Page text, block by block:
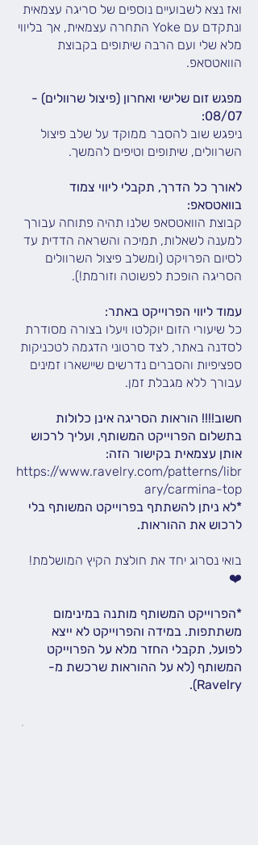
ואז נצא לשבועיים נוספים של סריגה עצמאית
ונתקדם עם Yoke התחרה עצמאית, אך בליווי
מלא שלי ועם הרבה שיתופים בקבוצת
הוואטסאפ.
מפגש זום שלישי ואחרון (פיצול שרוולים) -
08/07:
ניפגש שוב להסבר ממוקד על שלב פיצול
השרוולים, שיתופים וטיפים להמשך.
לאורך כל הדרך, תקבלי ליווי צמוד
בוואטסאפ:
קבוצת הוואטסאפ שלנו תהיה פתוחה עבורך
למענה לשאלות, תמיכה והשראה הדדית עד
לסיום הפרויקט (ומשלב פיצול השרוולים
הסריגה הופכת לפשוטה וזורמת!).
עמוד ליווי הפרוייקט באתר:
כל שיעורי הזום יוקלטו ויעלו בצורה מסודרת
לסדנה באתר, לצד סרטוני הדגמה לטכניקות
ספציפיות והסברים נדרשים שיישארו זמינים
עבורך ללא מגבלת זמן.
חשוב!!!! הוראות הסריגה אינן כלולות
בתשלום הפרוייקט המשותף, ועליך לרכוש
אותן עצמאית בקישור הזה:
https://www.ravelry.com/patterns/libr
ary/carmina-top
*לא ניתן להשתתף בפרוייקט המשותף בלי
לרכוש את ההוראות.
בואי נסרוג יחד את חולצת הקיץ המושלמת!
❤️
*הפרוייקט המשותף מותנה במינימום
משתתפות. במידה והפרוייקט לא ייצא
לפועל, תקבלי החזר מלא על הפרוייקט
המשותף (לא על ההוראות שרכשת מ-
Ravelry).